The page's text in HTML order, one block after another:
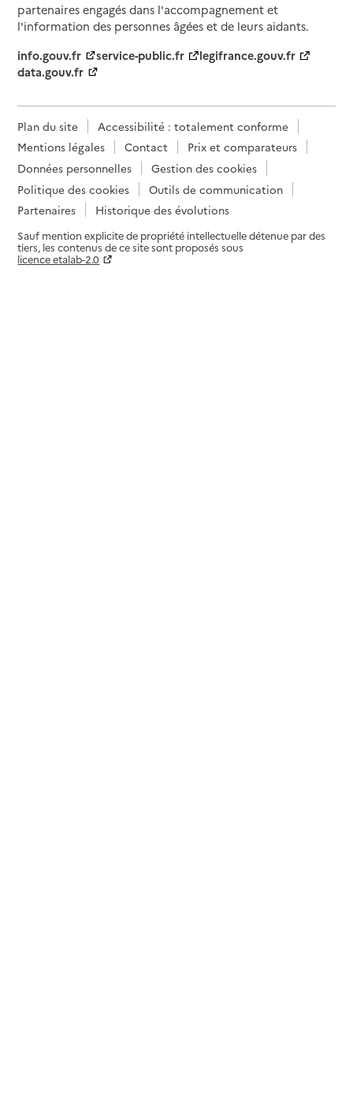
partenaires engagés dans l'accompagnement et
l'information des personnes âgées et de leurs aidants.
info.gouv.fr
service-public.fr
legifrance.gouv.fr
data.gouv.fr
Plan du site
Accessibilité : totalement conforme
Mentions légales
Contact
Prix et comparateurs
Données personnelles
Gestion des cookies
Politique des cookies
Outils de communication
Partenaires
Historique des évolutions
Sauf mention explicite de propriété intellectuelle détenue par des
tiers, les contenus de ce site sont proposés sous
licence etalab-2.0